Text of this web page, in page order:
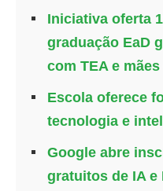
Iniciativa oferta
graduação EaD
com TEA e
Escola oferece
tecnologia e
Google abre
gratuitos de IA e